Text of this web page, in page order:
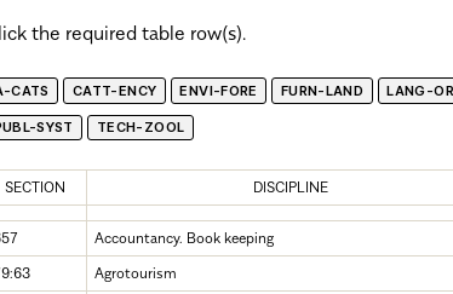
the required table row(s).
CATS CATT-ENCY ENVI-FORE FURN-LAND LANG-
SYST TECH-ZOOL
SECTION DISCIPLINE
Accountancy. Book keeping
Agrotourism